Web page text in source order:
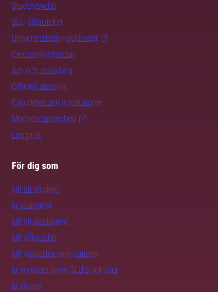
Studentwebb
SLU-biblioteket
Universitetsdjursjukhuset
Centrumbildningar
Art- och miljödata
Officiell statistik
Fakulteter och institutioner
Medarbetarwebben
Logga in
För dig som
vill bli student
är journalist
vill bli doktorand
vill söka jobb
vill rapportera om naturen
är verksam inom SLU:s sektorer
är alumn